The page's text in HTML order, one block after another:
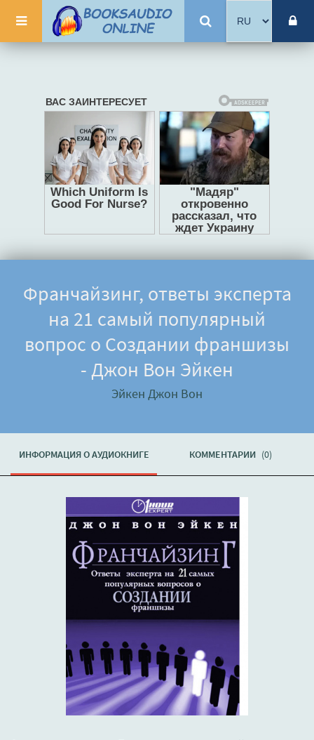
Франчайзинг, ответы эксперта
на 21 самый популярный
вопрос о Создании франшизы
- Джон Вон Эйкен
Эйкен Джон Вон
ИНФОРМАЦИЯ О АУДИОКНИГЕ КОММЕНТАРИИ (0)